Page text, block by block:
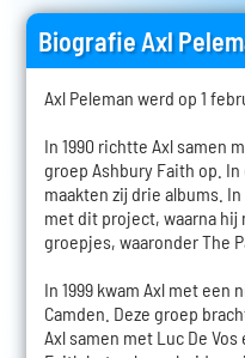
Biografie Axl
Axl Peleman werd op 1
In 1990 richtte Axl samen
groep Ashbury Faith op.
maakten zij drie albums.
met dit project, waarna hij
groepjes, waaronder The
In 1999 kwam Axl met
Camden. Deze groep
Axl samen met Luc De